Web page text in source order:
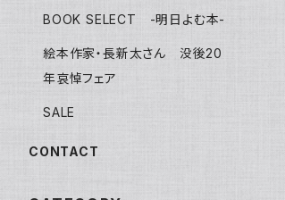
BOOK SELECT -明日よむ本-
絵本作家・長新太さん 没後20
年哀悼フェア
SALE
CONTACT